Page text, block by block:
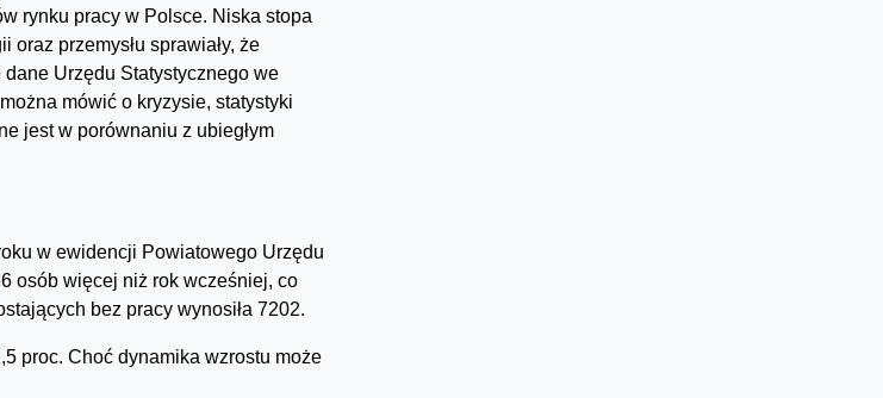
rynku pracy w Polsce. Niska stopa
przemysłu sprawiały, że
Urzędu Statystycznego we
mówić o kryzysie, statystyki
jest w porównaniu z ubiegłym
w ewidencji Powiatowego Urzędu
osób więcej niż rok wcześniej, co
bez pracy wynosiła 7202.
proc. Choć dynamika wzrostu może